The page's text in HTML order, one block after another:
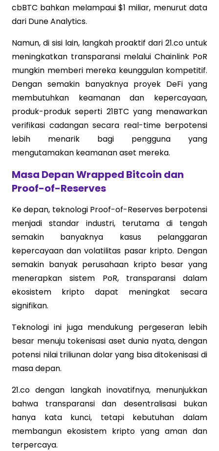
cbBTC bahkan melampaui $1 miliar, menurut data
dari Dune Analytics.
Namun, di sisi lain, langkah proaktif dari 21.co untuk
meningkatkan transparansi melalui Chainlink PoR
mungkin memberi mereka keunggulan kompetitif.
Dengan semakin banyaknya proyek DeFi yang
membutuhkan keamanan dan kepercayaan,
produk-produk seperti 21BTC yang menawarkan
verifikasi cadangan secara real-time berpotensi
lebih menarik bagi pengguna yang
mengutamakan keamanan aset mereka.
Masa Depan Wrapped Bitcoin dan
Proof-of-Reserves
Ke depan, teknologi Proof-of-Reserves berpotensi
menjadi standar industri, terutama di tengah
semakin banyaknya kasus pelanggaran
kepercayaan dan volatilitas pasar kripto. Dengan
semakin banyak perusahaan kripto besar yang
menerapkan sistem PoR, transparansi dalam
ekosistem kripto dapat meningkat secara
signifikan.
Teknologi ini juga mendukung pergeseran lebih
besar menuju tokenisasi aset dunia nyata, dengan
potensi nilai triliunan dolar yang bisa ditokenisasi di
masa depan.
21.co dengan langkah inovatifnya, menunjukkan
bahwa transparansi dan desentralisasi bukan
hanya kata kunci, tetapi kebutuhan dalam
membangun ekosistem kripto yang aman dan
terpercaya.